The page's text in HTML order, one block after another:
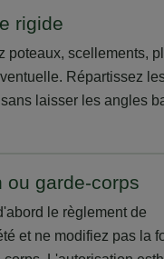
rigide
poteaux, scellements,
Répartissez
laisser les angles
ou garde-corps
le règlement de
et ne modifiez pas la